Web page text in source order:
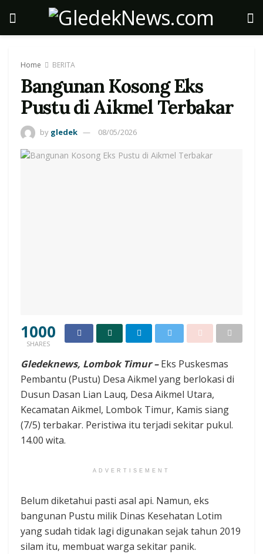
Home BERITA
Bangunan Kosong Eks
Pustu di Aikmel Terbakar
by gledek 08/05/2026
1000
SHARES
Gledeknews, Lombok Timur – Eks Puskesmas
Pembantu (Pustu) Desa Aikmel yang berlokasi di
Dusun Dasan Lian Lauq, Desa Aikmel Utara,
Kecamatan Aikmel, Lombok Timur, Kamis siang
(7/5) terbakar. Peristiwa itu terjadi sekitar pukul.
14.00 wita.
ADVERTISEMENT
Belum diketahui pasti asal api. Namun, eks
bangunan Pustu milik Dinas Kesehatan Lotim
yang sudah tidak lagi digunakan sejak tahun 2019
silam itu, membuat warga sekitar panik.